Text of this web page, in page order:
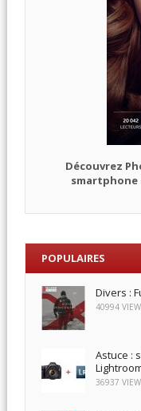
Découvrez
smartphone
POPULAIRES
Divers :
40994
Astuce :
36937